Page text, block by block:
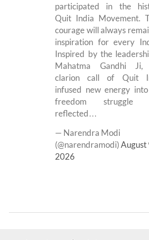
participated in the
Quit India Movement.
courage will always
inspiration for every
Inspired by the
Mahatma Gandhi
clarion call of Quit
infused new energy
freedom struggle
reflected…
— Narendra Modi
(@narendramodi)August
2026